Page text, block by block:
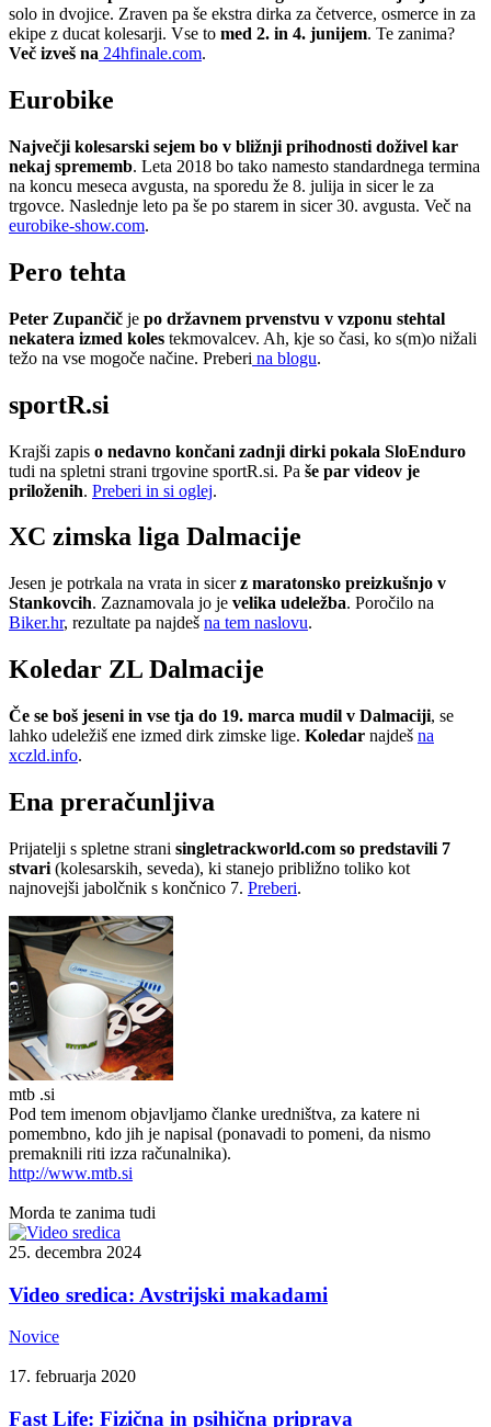
solo in dvojice. Zraven pa še ekstra dirka za četverce, osmerce in za
ekipe z ducat kolesarji. Vse to med 2. in 4. junijem. Te zanima?
Več izveš na 24hfinale.com.
Eurobike
Največji kolesarski sejem bo v bližnji prihodnosti doživel kar
nekaj sprememb. Leta 2018 bo tako namesto standardnega termina
na koncu meseca avgusta, na sporedu že 8. julija in sicer le za
trgovce. Naslednje leto pa še po starem in sicer 30. avgusta. Več na
eurobike-show.com.
Pero tehta
Peter Zupančič je po državnem prvenstvu v vzponu stehtal
nekatera izmed koles tekmovalcev. Ah, kje so časi, ko s(m)o nižali
težo na vse mogoče načine. Preberi na blogu.
sportR.si
Krajši zapis o nedavno končani zadnji dirki pokala SloEnduro
tudi na spletni strani trgovine sportR.si. Pa še par videov je
priloženih. Preberi in si oglej.
XC zimska liga Dalmacije
Jesen je potrkala na vrata in sicerz maratonsko preizkušnjo v
Stankovcih. Zaznamovala jo je velika udeležba. Poročilo na
Biker.hr, rezultate pa najdeš na tem naslovu.
Koledar ZL Dalmacije
Če se boš jeseni in vse tja do 19. marca mudil v Dalmaciji, se
lahko udeležiš ene izmed dirk zimske lige. Koledar najdeš na
xczld.info.
Ena preračunljiva
Prijatelji s spletne strani singletrackworld.com so predstavili 7
stvari (kolesarskih, seveda), ki stanejo približno toliko kot
najnovejši jabolčnik s končnico 7. Preberi.
mtb .si
Pod tem imenom objavljamo članke uredništva, za katere ni
pomembno, kdo jih je napisal (ponavadi to pomeni, da nismo
premaknili riti izza računalnika).
http://www.mtb.si
Morda te zanima tudi
25. decembra 2024
Video sredica: Avstrijski makadami
Novice
17. februarja 2020
Fast Life: Fizična in psihična priprava